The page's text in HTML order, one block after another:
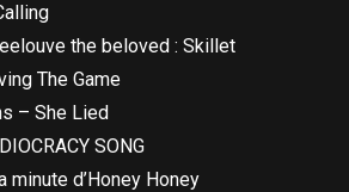
the beloved : Skillet
The Game
– She Lied
SONG
minute d’Honey Honey